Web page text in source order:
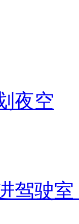
夜空
驾驶